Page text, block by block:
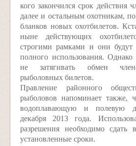
кого закончился срок действия
далее и остальным охотникам,
бланков новых охотбилетов.
ныне действующих
строгими рамками и они будут
полного использования.
не затягивать обмен
рыболовных билетов.
Правление районного
рыболовов напоминает также,
водоплавающую и полевую
декабря 2013 года.
разрешения необходимо
установленные сроки.